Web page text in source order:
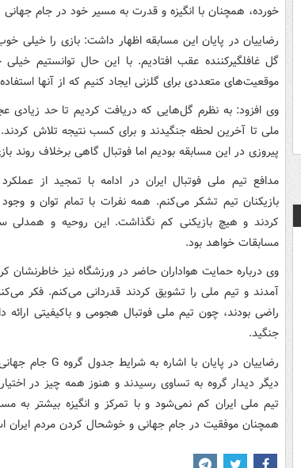
خورده، همچنان با انگیزه و قدرت به مسیر خود در جام جهانی ۲۰۲۶ ادامه خواهد داد.
رضاییان در پایان این مسابقه اظهار داشت: بازی را خیلی
گل غافلگیرکننده عقب افتادیم. با این حال توانستیم
موقعیت‌های متعددی برای گلزنی ایجاد کنیم که از آنها
وی افزود: به نظرم گل‌هایی که دریافت کردیم تا حد زیادی
ملی تا آخرین لحظه جنگیدند و برای کسب نتیجه تلاش
پیروزی در این مسابقه بودیم اما فوتبال گاهی برخلاف روند
مدافع تیم ملی فوتبال ایران در ادامه با تمجید از
بازیکنان تیم تشکر می‌کنم. همه نفرات با تمام توان و
کردند و هیچ بازیکنی کم نگذاشت. این روحیه و همدلی
مسابقات خواهد بود.
وی درباره حمایت هواداران حاضر در ورزشگاه نیز خاطرنشان
آمدند و تیم ملی را تشویق کردند قدردانی می‌کنم. فکر
راضی بودند، چون تیم ملی فوتبال هجومی و باکیفیتی ارائه
جنگید.
دیگر دیدار گروه به تساوی رسیدند و هنوز همه چیز در
تیم ملی ایران کم نمی‌شود و با تمرکز و انگیزه بیشتر به
همچنان موفقیت در جام جهانی و خوشحال کردن مردم ایران